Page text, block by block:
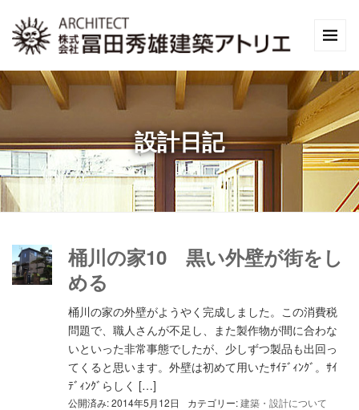
設計日記
桶川の家10 黒い外壁が街をし
める
桶川の家の外壁がようやく完成しました。この消費税
問題で、職人さんが不足し、また製作物が間に合わな
いといった非常事態でしたが、少しずつ製品も出回っ
てくると思います。外壁は初めて用いたｻｲﾃﾞｨﾝｸﾞ。ｻｲ
ﾃﾞｨﾝｸﾞらしく […]
公開済み: 2014年5月12日 カテゴリー:建築・設計について